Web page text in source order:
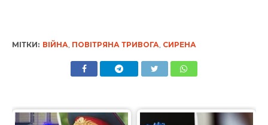
МІТКИ: ВІЙНА ПОВІТРЯНА ТРИВОГА СИРЕНА